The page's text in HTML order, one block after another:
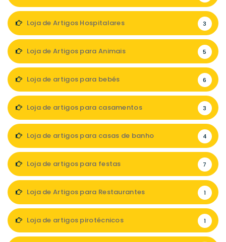
Loja de Artigos Hospitalares 3
Loja de Artigos para Animais 5
Loja de artigos para bebés 6
Loja de artigos para casamentos 3
Loja de artigos para casas de banho 4
Loja de artigos para festas 7
Loja de Artigos para Restaurantes 1
Loja de artigos pirotécnicos 1